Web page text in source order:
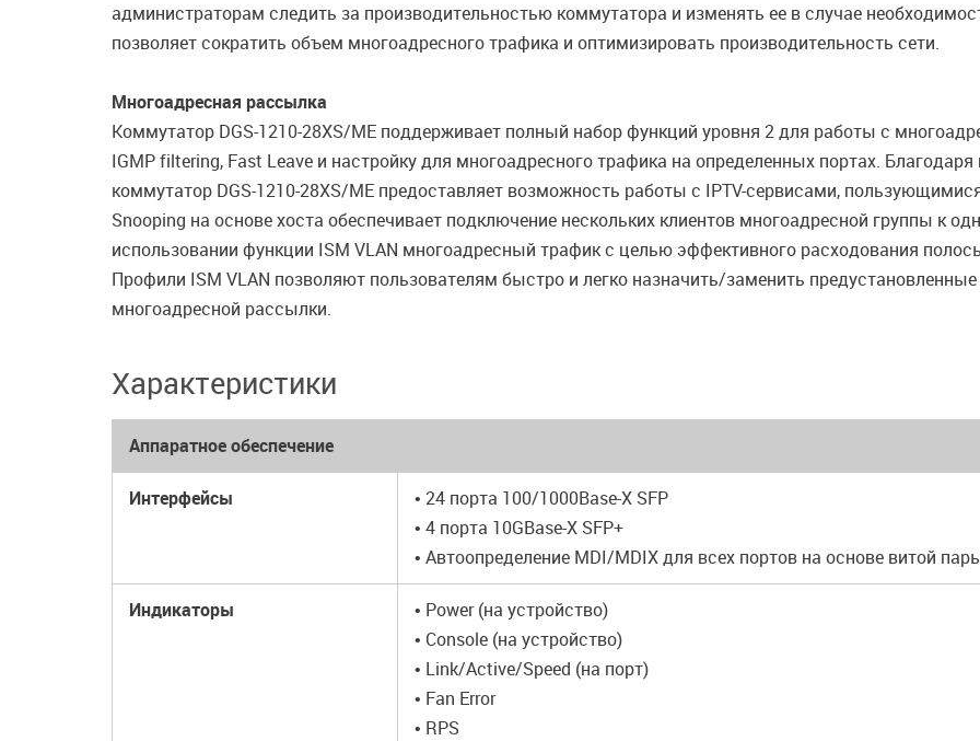
администраторам следить за производительностью коммутатора и изменять ее в случае
позволяет сократить объем многоадресного трафика и оптимизировать производительность сети.
Многоадресная рассылка
Коммутатор DGS-1210-28XS/ME поддерживает полный набор функций уровня 2 для работы с
IGMP filtering, Fast Leave и настройку для многоадресного трафика на определенных портах.
коммутатор DGS-1210-28XS/ME предоставляет возможность работы с IPTV-сервисами,
Snooping на основе хоста обеспечивает подключение нескольких клиентов многоадресной группы к
использовании функции ISM VLAN многоадресный трафик с целью эффективного расходования
Профили ISM VLAN позволяют пользователям быстро и легко назначить/заменить
многоадресной рассылки.
Характеристики
Аппаратное обеспечение
Интерфейсы
• 24 порта 100/1000Base-X SFP
• 4 порта 10GBase-X SFP+
• Автоопределение MDI/MDIX для всех портов на основе витой
Индикаторы
• Power (на устройство)
• Console (на устройство)
• Link/Active/Speed (на порт)
• Fan Error
• RPS